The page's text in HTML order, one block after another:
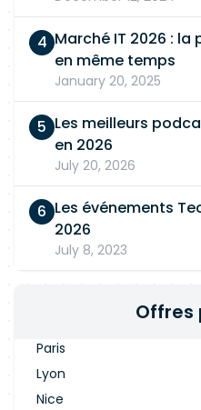
Marché IT 2026 :
en même temps
January 20, 2025
Les meilleurs
en 2026
July 20, 2026
Les événements
2026
July 8, 2023
Offres
Paris
Lyon
Nice